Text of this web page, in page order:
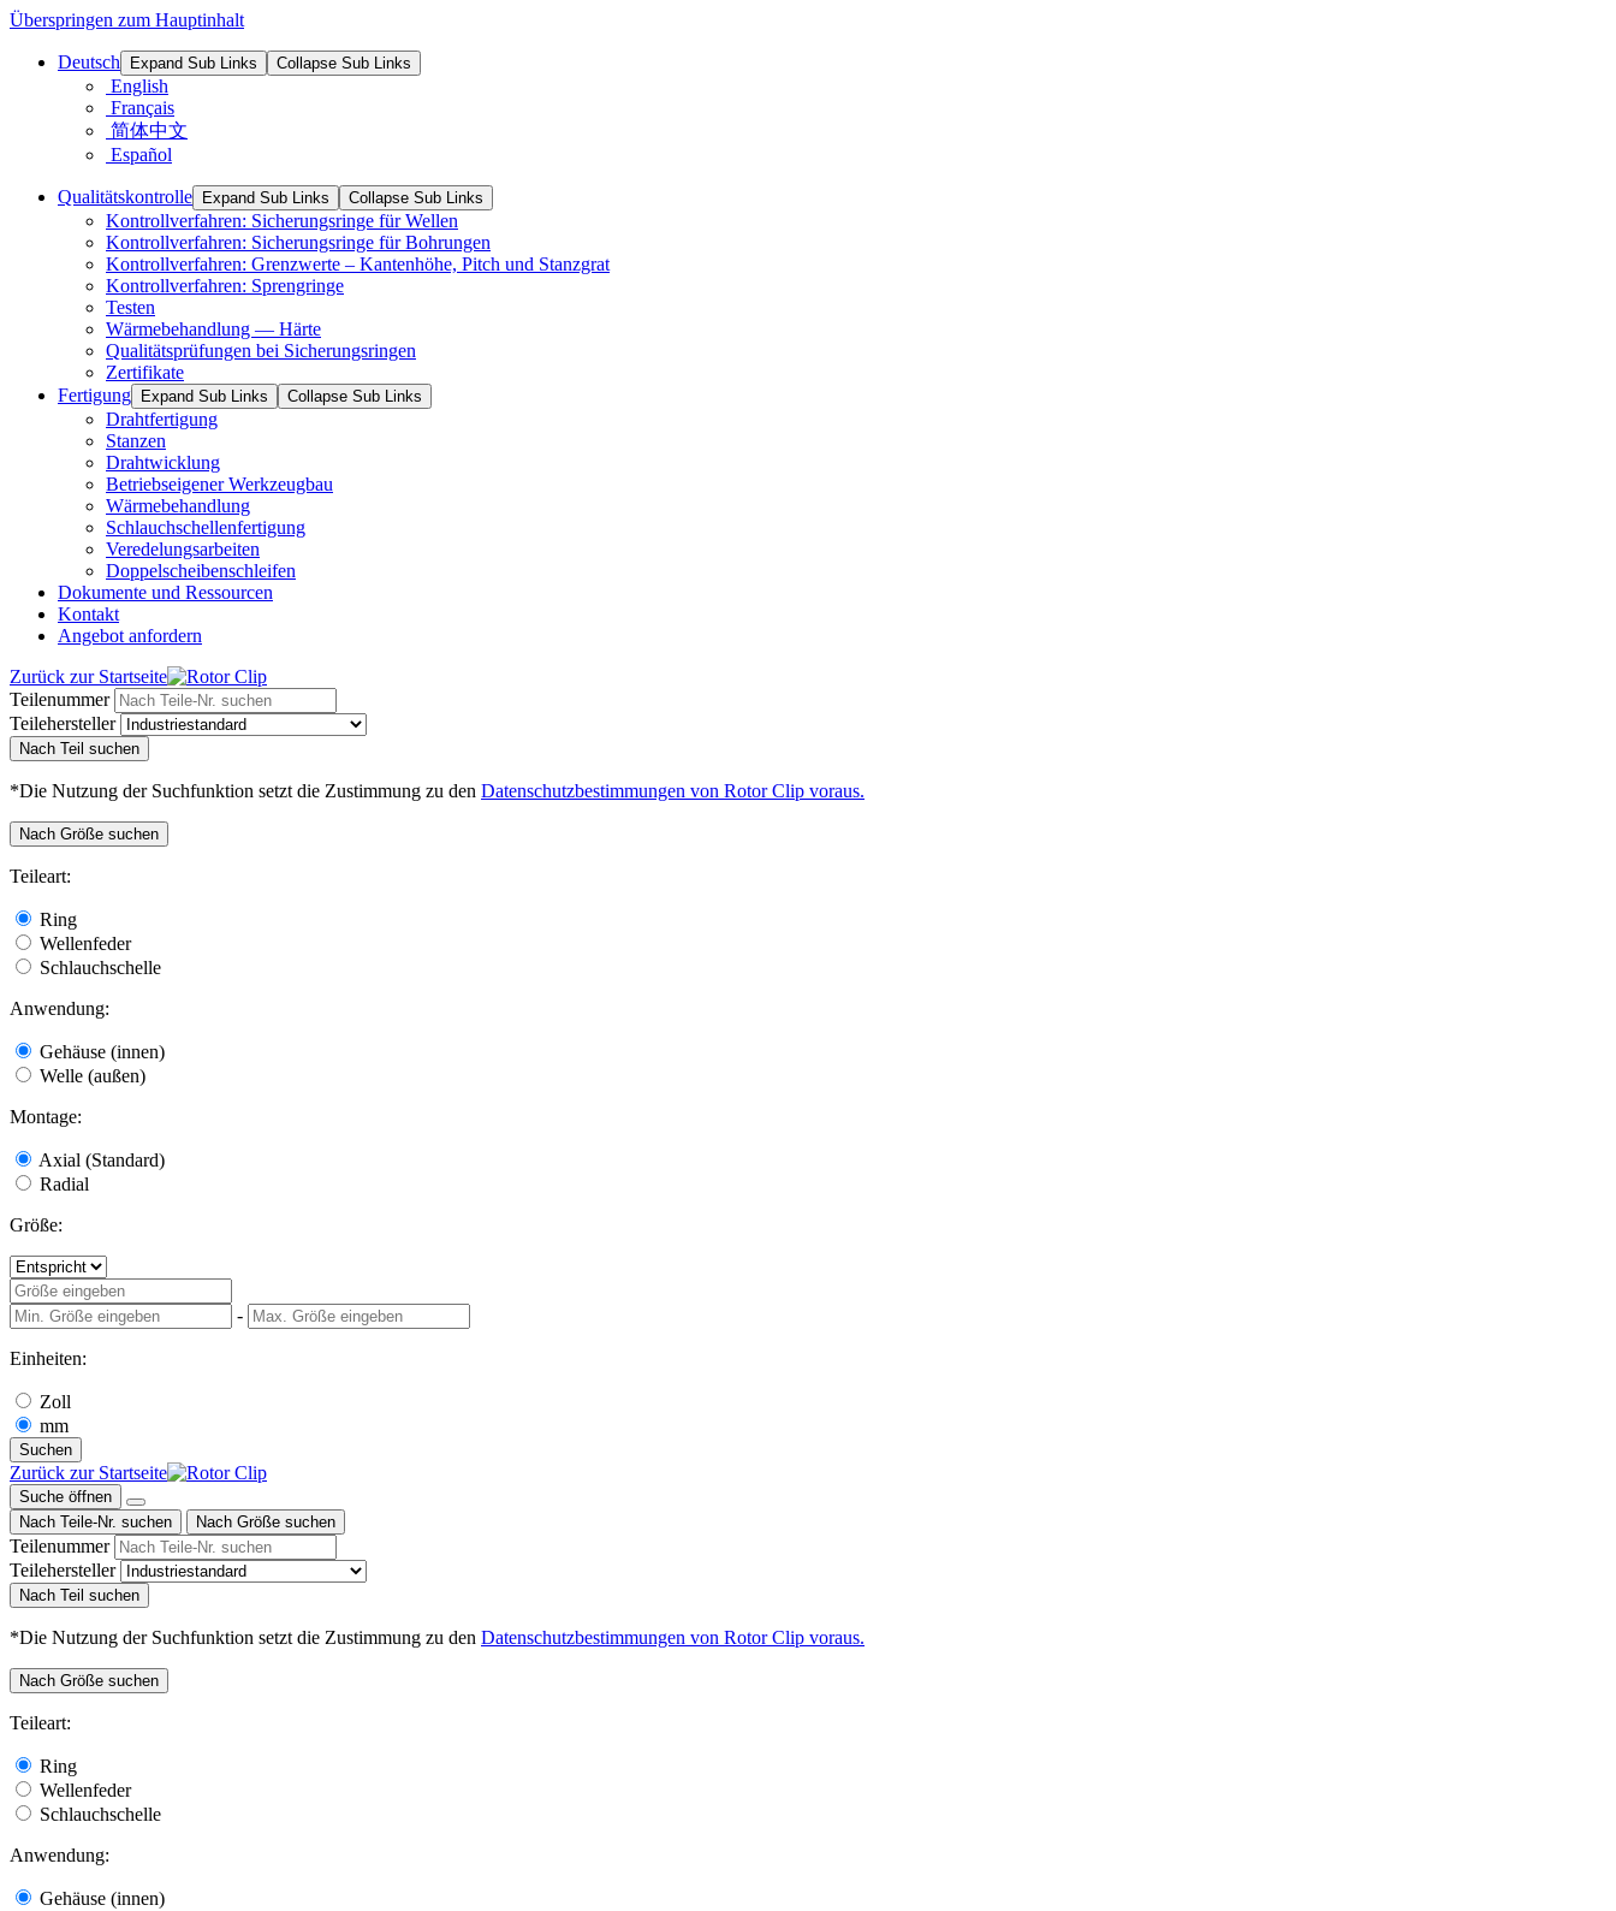
Überspringen zum Hauptinhalt
Deutsch Expand Sub Links Collapse Sub Links
English
Français
简体中文
Español
Qualitätskontrolle Expand Sub Links Collapse Sub Links
Kontrollverfahren: Sicherungsringe für Wellen
Kontrollverfahren: Sicherungsringe für Bohrungen
Kontrollverfahren: Grenzwerte – Kantenhöhe, Pitch und Stanzgrat
Kontrollverfahren: Sprengringe
Testen
Wärmebehandlung — Härte
Qualitätsprüfungen bei Sicherungsringen
Zertifikate
Fertigung
Expand Sub Links Collapse Sub Links
Drahtfertigung
Stanzen
Drahtwicklung
Betriebseigener Werkzeugbau
Wärmebehandlung
Schlauchschellenfertigung
Veredelungsarbeiten
Doppelscheibenschleifen
Dokumente und Ressourcen
Kontakt
Angebot anfordern
Zurück zur Startseite
Teilenummer
Teilehersteller
Nach Teil suchen
*Die Nutzung der Suchfunktion setzt die Zustimmung zu den Datenschutzbestimmungen von Rotor Clip voraus.
Nach Größe suchen
Teileart:
Ring
Wellenfeder
Schlauchschelle
Anwendung:
Gehäuse (innen)
Welle (außen)
Montage:
Axial (Standard)
Radial
Größe:
-
Einheiten:
Zoll
mm
Suchen
Zurück zur Startseite
Suche öffnen
Nach Teile-Nr. suchen
Nach Größe suchen
Teilenummer
Teilehersteller
Nach Teil suchen
*Die Nutzung der Suchfunktion setzt die Zustimmung zu den Datenschutzbestimmungen von Rotor Clip voraus.
Nach Größe suchen
Teileart:
Ring
Wellenfeder
Schlauchschelle
Anwendung:
Gehäuse (innen)